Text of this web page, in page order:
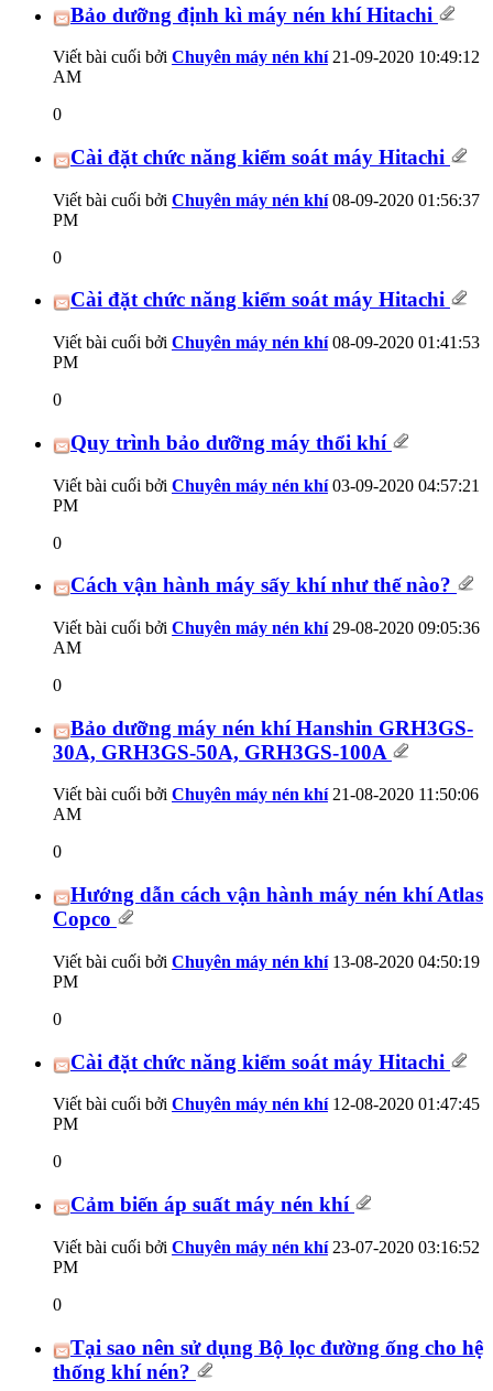
Bảo dưỡng định kì máy nén khí Hitachi
Viết bài cuối bởi Chuyên máy nén khí21-09-2020 10:49:12
AM
0
Cài đặt chức năng kiểm soát máy Hitachi
Viết bài cuối bởi Chuyên máy nén khí08-09-2020 01:56:37
PM
0
Cài đặt chức năng kiểm soát máy Hitachi
Viết bài cuối bởi Chuyên máy nén khí08-09-2020 01:41:53
PM
0
Quy trình bảo dưỡng máy thổi khí
Viết bài cuối bởi Chuyên máy nén khí03-09-2020 04:57:21
PM
0
Cách vận hành máy sấy khí như thế nào?
Viết bài cuối bởi Chuyên máy nén khí29-08-2020 09:05:36
AM
0
Bảo dưỡng máy nén khí Hanshin GRH3GS-
30A, GRH3GS-50A, GRH3GS-100A
Viết bài cuối bởi Chuyên máy nén khí21-08-2020 11:50:06
AM
0
Hướng dẫn cách vận hành máy nén khí Atlas
Copco
Viết bài cuối bởi Chuyên máy nén khí13-08-2020 04:50:19
PM
0
Cài đặt chức năng kiểm soát máy Hitachi
Viết bài cuối bởi Chuyên máy nén khí12-08-2020 01:47:45
PM
0
Cảm biến áp suất máy nén khí
Viết bài cuối bởi Chuyên máy nén khí23-07-2020 03:16:52
PM
0
Tại sao nên sử dụng Bộ lọc đường ống cho hệ
thống khí nén?